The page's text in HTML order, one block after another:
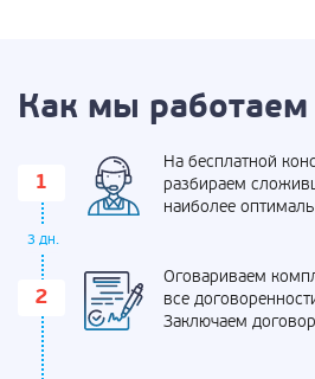
Как мы работаем
3 дн.
На бесплатной
разбираем
наиболее
Оговариваем
все
Заключаем договор